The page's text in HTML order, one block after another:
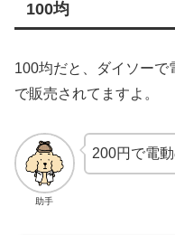
100均
100均だと、ダイソーで
で販売されてますよ。
助手
200円で電